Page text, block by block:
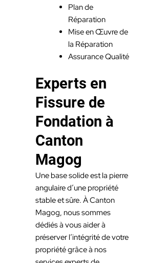
Plan de
Réparation
Mise en Œuvre de
la Réparation
Assurance Qualité
Experts en
Fissure de
Fondation à
Canton
Magog
Une base solide est la pierre
angulaire d’une propriété
stable et sûre. À Canton
Magog, nous sommes
dédiés à vous aider à
préserver l’intégrité de votre
propriété grâce à nos